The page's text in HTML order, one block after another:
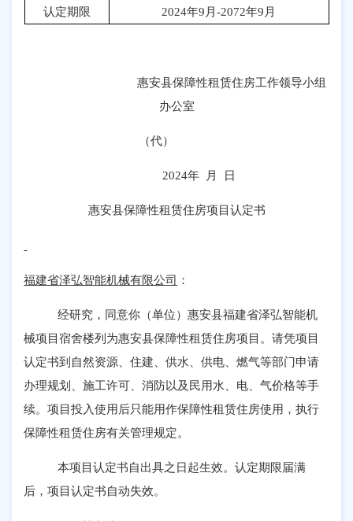
认定期限 2024年9 月-2072年9 月
惠安县保障性租赁住房工作领导小组
办公室
（代）
2024年 月 日
惠安县保障性租赁住房项目认定书
福建省泽弘智能机械有限公司 ：
经研究，同意你（单位）惠安县福建省泽弘智能机
械项目宿舍楼列为惠安县保障性租赁住房项目。请凭项目
认定书到自然资源、住建、供水、供电、燃气等部门申请
办理规划、施工许可、消防以及民用水、电、气价格等手
续。项目投入使用后只能用作保障性租赁住房使用，执行
保障性租赁住房有关管理规定。
本项目认定书自出具之日起生效。认定期限届满
后，项目认定书自动失效。